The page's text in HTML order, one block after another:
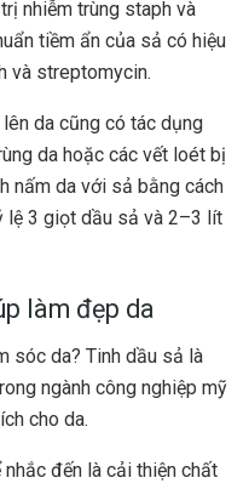
nhiễm trùng staph và
tiềm ẩn của sả có hiệu
và streptomycin.
da cũng có tác dụng
da hoặc các vết loét bị
nấm da với sả bằng cách
lệ 3 giọt dầu sả và 2–3 lít
làm đẹp da
sóc da? Tinh dầu sả là
ngành công nghiệp mỹ
cho da.
đến là cải thiện chất